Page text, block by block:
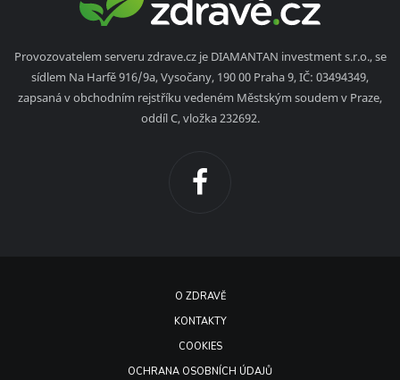
Provozovatelem serveru zdrave.cz je DIAMANTAN investment s.r.o., se
sídlem Na Harfě 916/9a, Vysočany, 190 00 Praha 9, IČ: 03494349,
zapsaná v obchodním rejstříku vedeném Městským soudem v Praze,
oddíl C, vložka 232692.
O ZDRAVĚ
KONTAKTY
COOKIES
OCHRANA OSOBNÍCH ÚDAJŮ